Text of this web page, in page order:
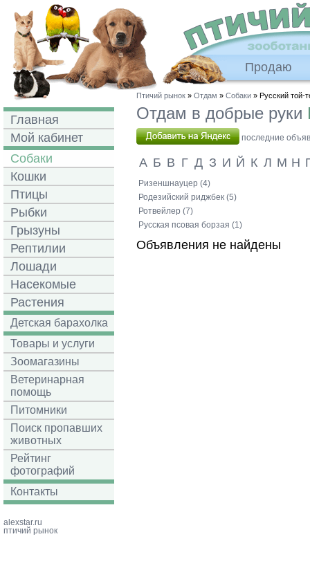
Продаю
Главная
Мой кабинет
Собаки
Кошки
Птицы
Рыбки
Грызуны
Рептилии
Лошади
Насекомые
Растения
Детская барахолка
Товары и услуги
Зоомагазины
Ветеринарная
помощь
Питомники
Поиск пропавших
животных
Рейтинг
фотографий
Контакты
Птичий рынок » Отдам » Собаки » Русский той-
Отдам в добрые руки
последние
А Б В Г Д З И Й К Л М Н
Ризеншнауцер (4)
Родезийский риджбек (5)
Ротвейлер (7)
Русская псовая борзая (1)
Объявления не найдены
alexstar.ru
птичий рынок